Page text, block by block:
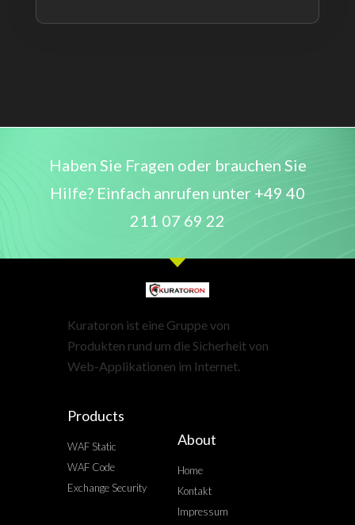
Haben Sie Fragen oder brauchen Sie
Hilfe? Einfach anrufen unter +49 40
211 07 69 22
Kuratoron ist eine Gruppe von
Produkten rund um die Sicherheit von
Web-Applikationen im Internet.
Products
WAF Static
WAF Code
Exchange Security
About
Home
Kontakt
Impressum